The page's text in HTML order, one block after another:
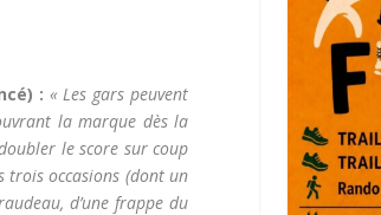
: « Les gars peuvent
la marque dès la
le score sur coup
trois occasions (dont un
d’une frappe du